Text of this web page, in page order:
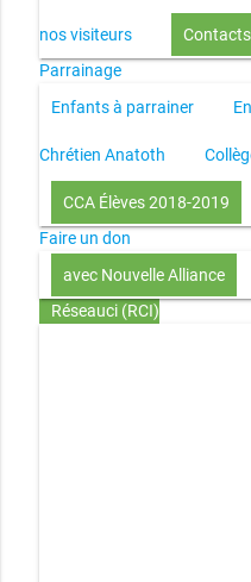
nos visiteurs
Contacts
Parrainage
Enfants à parrainer
Chrétien Anatoth
CCA Élèves 2018-2019
Faire un don
avec Nouvelle Alliance
Réseauci (RCI)